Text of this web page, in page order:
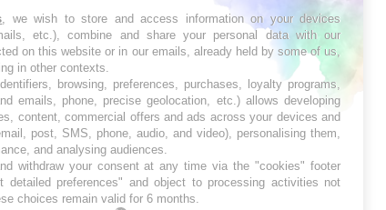
, we wish to store and access information on your devices
etc.), combine and share your personal data with our
on this website or in our emails, already held by some of us,
in other contexts.
browsing, preferences, purchases, loyalty programs,
emails, phone, precise geolocation, etc.) allows developing
content, commercial offers and ads across your devices and
post, SMS, phone, audio, and video), personalising them,
and analysing audiences.
withdraw your consent at any time via the "cookies" footer
detailed preferences" and object to processing activities not
choices remain valid for 6 months.